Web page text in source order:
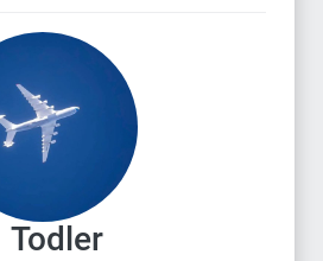
Todler